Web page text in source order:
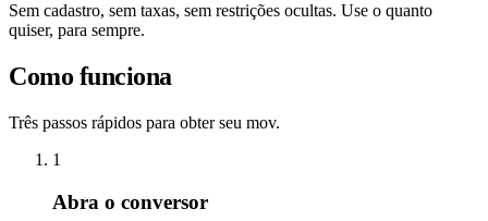
Sem cadastro, sem taxas, sem restrições ocultas. Use o quanto
quiser, para sempre.
Como funciona
Três passos rápidos para obter seu mov.
1
Abra o conversor